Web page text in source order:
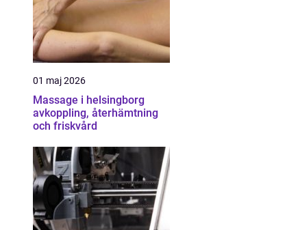
01 maj 2026
Massage i helsingborg
avkoppling, återhämtning
och friskvård